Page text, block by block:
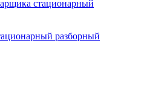
разборный